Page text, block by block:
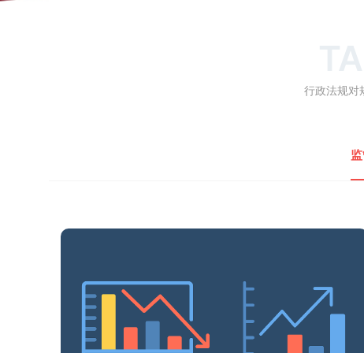
行政法规对